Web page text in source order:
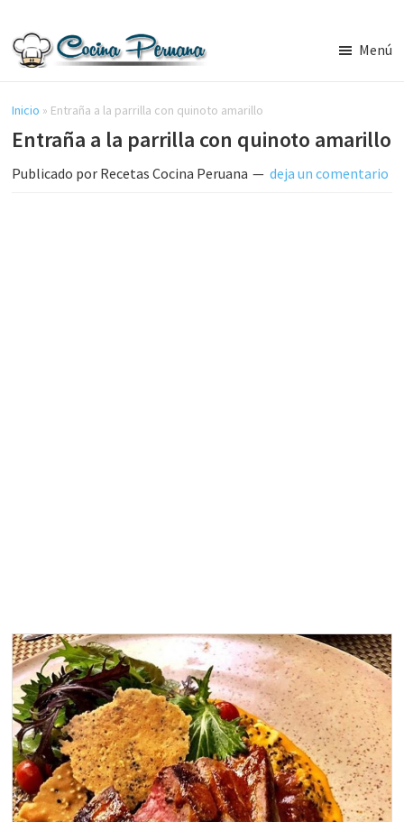
contenido
lateral
principal
Cocina
Peruana,
Recetas
de
Comida
Menú
Inicio » Entraña a la parrilla con quinoto amarillo
Entraña a la parrilla con quinoto amarillo
Publicado por Recetas Cocina Peruana deja un comentario